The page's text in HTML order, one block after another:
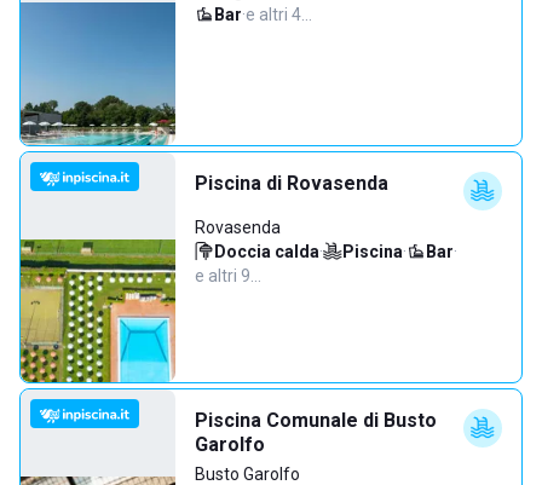
Bar·e altri 4…
Piscina di Rovasenda
Rovasenda
Doccia calda· Piscina· Bar·
e altri 9…
Piscina Comunale di Busto
Garolfo
Busto Garolfo